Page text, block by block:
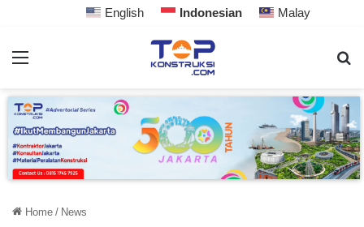
English Indonesian Malay
Home / News